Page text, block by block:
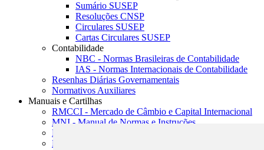
Sumário SUSEP
Resoluções CNSP
Circulares SUSEP
Cartas Circulares SUSEP
Contabilidade
NBC - Normas Brasileiras de Contabilidade
IAS - Normas Internacionais de Contabilidade
Resenhas Diárias Governamentais
Normativos Auxiliares
Manuais e Cartilhas
RMCCI - Mercado de Câmbio e Capital Internacional
MNI - Manual de Normas e Instruções
MTVM - Manual de Títulos e Valores Mobiliários
MCR - Manual de Crédito Rural